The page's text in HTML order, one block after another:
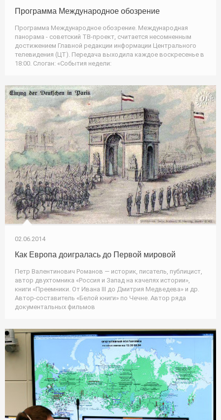
Программа Международное обозрение
Программа Международное обозрение. Международная
панорама - советский ТВ-проект, считается несомненным
достижением Главной редакции информации Центрального
телевидения (ЦТ). Передача выходила каждое воскресенье в
18:00. Слоган: «События недели:
02.06.2014
Как Европа доигралась до Первой мировой
Петр Валентинович Романов — историк, писатель, публицист,
автор двухтомника «Россия и Запад на качелях истории»,
книги «Преемники. От Ивана III до Дмитрия Медведева» и др.
Автор-составитель «Белой книги» по Чечне. Автор ряда
документальных фильмов